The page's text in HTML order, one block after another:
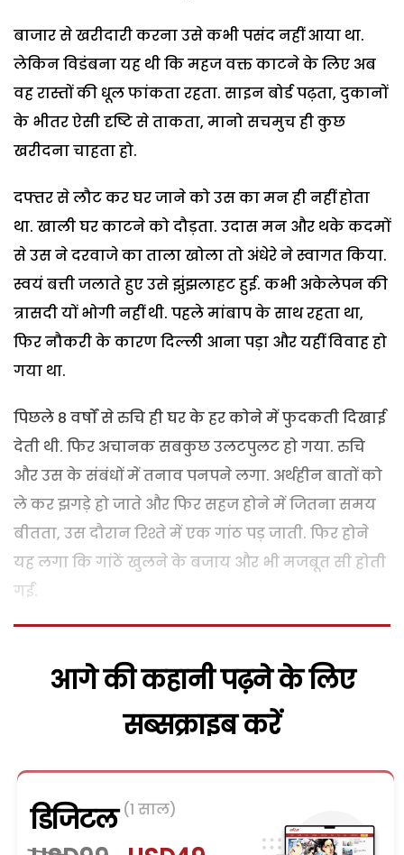
बाजार से खरीदारी करना उसे कभी पसंद नहीं आया था.
लेकिन विडंबना यह थी कि महज वक्त काटने के लिए अब
वह रास्तों की धूल फांकता रहता. साइन बोर्ड पढ़ता, दुकानों
के भीतर ऐसी दृष्टि से ताकता, मानो सचमुच ही कुछ
खरीदना चाहता हो.
दफ्तर से लौट कर घर जाने को उस का मन ही नहीं होता
था. खाली घर काटने को दौड़ता. उदास मन और थके कदमों
से उस ने दरवाजे का ताला खोला तो अंधेरे ने स्वागत किया.
स्वयं बत्ती जलाते हुए उसे झुंझलाहट हुई. कभी अकेलेपन की
त्रासदी यों भोगी नहीं थी. पहले मांबाप के साथ रहता था,
फिर नौकरी के कारण दिल्ली आना पड़ा और यहीं विवाह हो
गया था.
पिछले 8 वर्षों से रुचि ही घर के हर कोने में फुदकती दिखाई
देती थी. फिर अचानक सबकुछ उलटपुलट हो गया. रुचि
और उस के संबंधों में तनाव पनपने लगा. अर्थहीन बातों को
ले कर झगड़े हो जाते और फिर सहज होने में जितना समय
बीतता, उस दौरान रिश्ते में एक गांठ पड़ जाती. फिर होने
यह लगा कि गांठें खुलने के बजाय और भी मजबूत सी होती
गईं.
आगे की कहानी पढ़ने के लिए
सब्सक्राइब करें
डिजिटल (1 साल)